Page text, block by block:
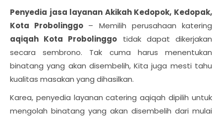
Penyedia jasa layanan Akikah Kedopok, Kedopak,
Kota Probolinggo – Memilih perusahaan katering
aqiqah Kota Probolinggo tidak dapat dikerjakan
secara sembrono. Tak cuma harus menentukan
binatang yang akan disembelih, Kita juga mesti tahu
kualitas masakan yang dihasilkan.
Karea, penyedia layanan catering aqiqah dipilih untuk
mengolah binatang yang akan disembelih dari mulai